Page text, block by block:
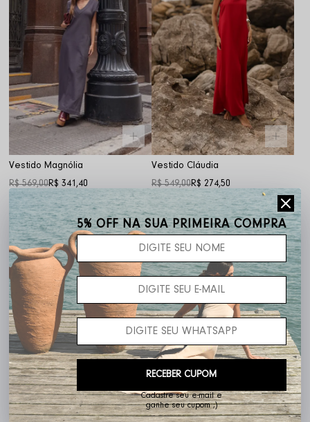
Vestido Magnólia
R$ 569,00R$ 341,40
Vestido Cláudia
R$ 549,00R$ 274,50
50%
OFF
Vestido Jana
50%
OFF
Vestido Helô
5% OFF NA SUA PRIMEIRA COMPRA
Cadastre seu e-mail e
ganhe seu cupom ;)
RECEBER CUPOM